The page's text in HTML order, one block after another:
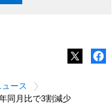
ース
同月比で3割減少